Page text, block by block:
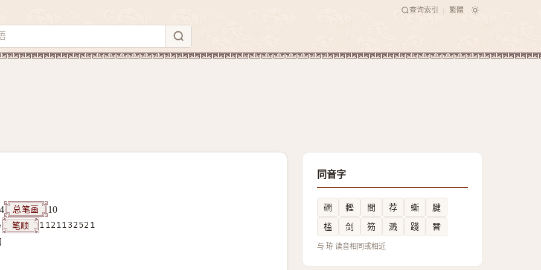
查询索引 繁體
4 总笔画
10
笔顺
1121132521
同音字
磵 䵛 間 荐 螹
腱
槛
剑 䇟 溅 踐 朁
与 珔 读音相同或相近